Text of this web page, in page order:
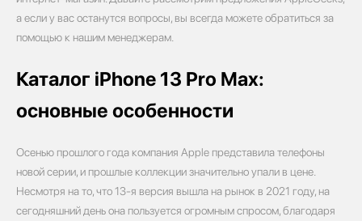
а если у вас останутся вопросы, вы всегда можете обратиться за
помощью к нашим менеджерам.
Каталог iPhone 13 Pro Max:
основные особенности
Осенью прошлого года компания Apple представила телефоны
новой серии, и прошлые коллекции значительно упали в цене.
Несмотря на то, что 13-я версия вышла на рынок в 2021 году, на
сегодняшний день она пользуется огромным спросом, благодаря